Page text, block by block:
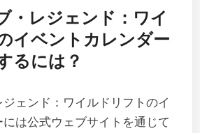
・レジェンド：ワイ
イベントカレンダー
るには？
ジェンド：ワイルドリフトのイ
は公式ウェブサイトを通じて